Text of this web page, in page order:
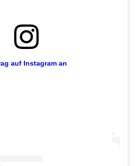
auf Instagram an